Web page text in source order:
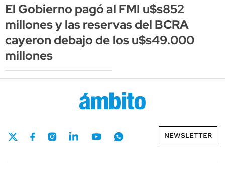
El Gobierno pagó al FMI u$s852
millones y las reservas del BCRA
cayeron debajo de los u$s49.000
millones
NEWSLETTER